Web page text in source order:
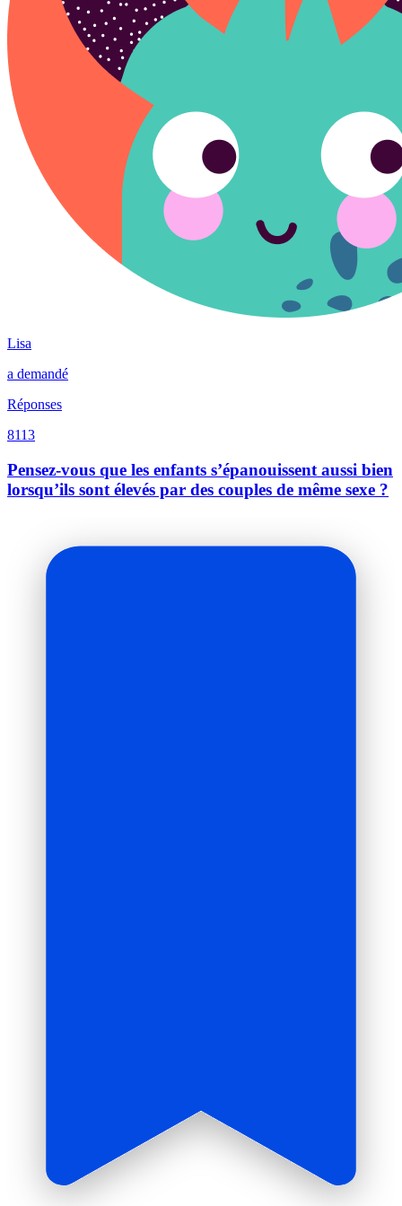
Lisa
a demandé
Réponses
8113
Pensez-vous que les enfants s’épanouissent aussi bien
lorsqu’ils sont élevés par des couples de même sexe ?